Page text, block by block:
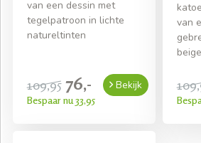
van een dessin met
tegelpatroon in lichte
natureltinten
109,95 76,-
Bespaar nu 33,95
Bekijk
van
beige